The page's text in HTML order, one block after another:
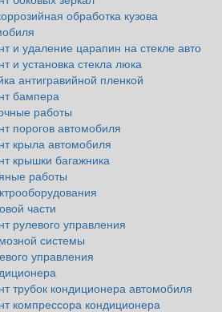
обработка кузова
и удаление царапин на стекле авто
и установка стекла люка
антигравийной пленкой
бампера
работы
порогов автомобиля
крыла автомобиля
крышки багажника
работы
части
рулевого управления
системы
управления
трубок кондиционера автомобиля
компрессора кондиционера